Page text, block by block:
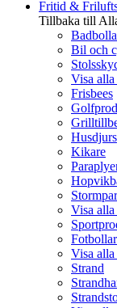
Fritid &
Tillbaka till
Bil och
Visa
Frisbees
Kikare
Visa
Fotbollar
Visa
Strand